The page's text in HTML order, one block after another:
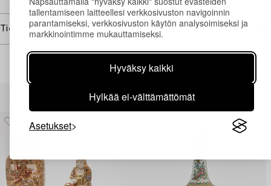
tallentamiseen laitteellesi verkkosivuston navigoinnin
parantamiseksi, verkkosivuston käytön analysoimiseksi ja
markkinointimme mukauttamiseksi.
Hyväksy kaikki
Hylkää ei-välttämättömät
Asetukset
Tietoa ostamisesta
Muiden katsomia kohteita